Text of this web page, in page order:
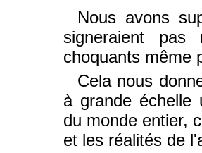
Nous avons
signeraient
choquants même
Cela nous
à grande échelle
du monde entier,
et les réalités de